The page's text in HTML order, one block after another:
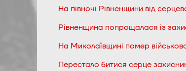
На півночі Рівненщини від
Рівненщина попрощалася із
На Миколаївщині помер
Перестало битися серце